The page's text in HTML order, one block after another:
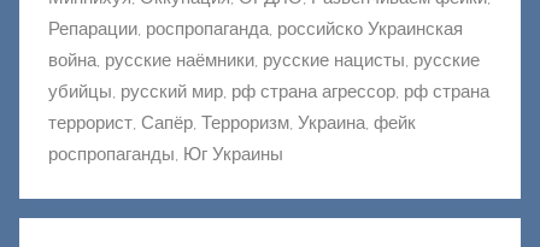
Репарации, роспропаганда, российско Украинская
война, русские наёмники, русские нацисты, русские
убийцы, русский мир, рф страна агрессор, рф страна
террорист, Сапёр, Терроризм, Украина, фейк
роспропаганды, Юг Украины